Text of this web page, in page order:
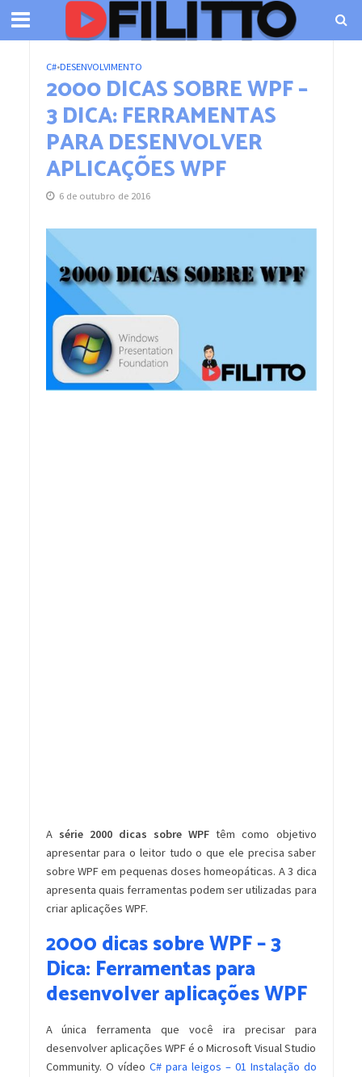
C#•DESENVOLVIMENTO
2000 DICAS SOBRE WPF –
3 DICA: FERRAMENTAS
PARA DESENVOLVER
APLICAÇÕES WPF
6 de outubro de 2016
A série 2000 dicas sobre WPF têm como objetivo
apresentar para o leitor tudo o que ele precisa saber
sobre WPF em pequenas doses homeopáticas. A 3 dica
apresenta quais ferramentas podem ser utilizadas para
criar aplicações WPF.
2000 dicas sobre WPF – 3
Dica: Ferramentas para
desenvolver aplicações WPF
A única ferramenta que você ira precisar para
desenvolver aplicações WPF é o Microsoft Visual Studio
Community. O vídeo C# para leigos – 01 Instalação do